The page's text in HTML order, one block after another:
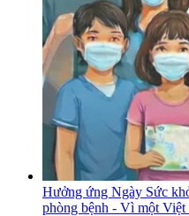
Hưởng ứng Ngày Sức
phòng bệnh - Vì một Việt